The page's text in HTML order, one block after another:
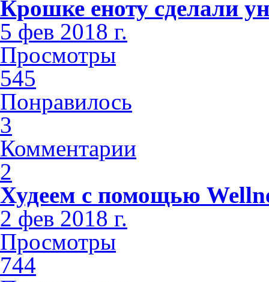
Крошке еноту сделали
5 фев 2018 г.
Просмотры
545
Понравилось
3
Комментарии
2
Худеем с помощью
2 фев 2018 г.
Просмотры
744